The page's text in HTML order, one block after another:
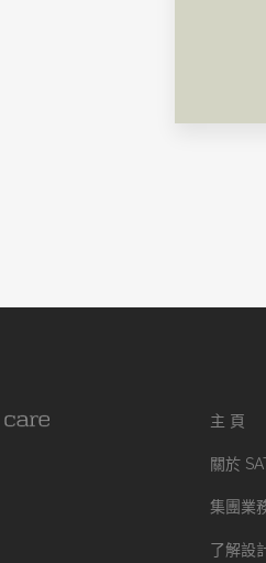
主 頁
關於
集團業
了解設